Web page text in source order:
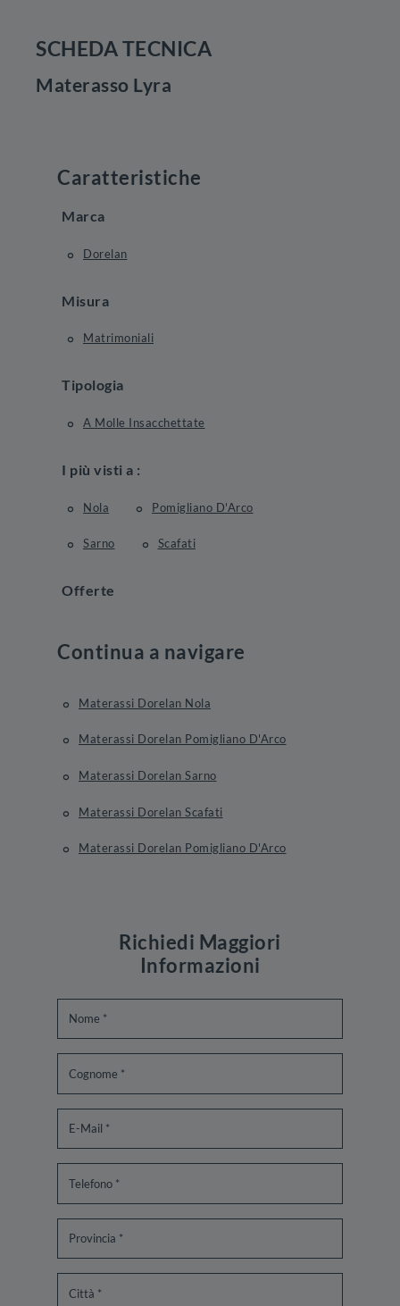
SCHEDA TECNICA
Materasso Lyra
Caratteristiche
Marca
Dorelan
Misura
Matrimoniali
Tipologia
A Molle Insacchettate
I più visti a :
Nola Pomigliano D'Arco
Sarno Scafati
Offerte
Continua a navigare
Materassi Dorelan Nola
Materassi Dorelan Pomigliano D'Arco
Materassi Dorelan Sarno
Materassi Dorelan Scafati
Materassi Dorelan Pomigliano D'Arco
Richiedi Maggiori
Informazioni